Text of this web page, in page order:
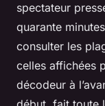
spectateur
quarante
consulter les
celles affichées
décodeur à